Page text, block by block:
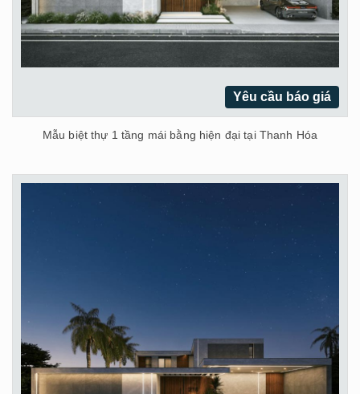
Yêu cầu báo giá
Mẫu biệt thự 1 tầng mái bằng hiện đại tại Thanh Hóa